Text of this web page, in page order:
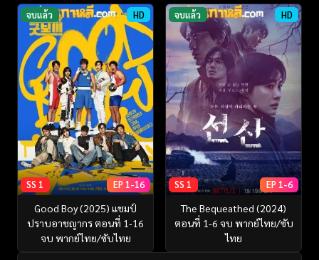
จบแล้ว HD
SS 1 EP 1-16
Good Boy (2025) แชมป์
ปราบอาชญากร ตอนที่ 1-16
จบ พากย์ไทย/ซับไทย
จบแล้ว HD
SS 1 EP 1-6
The Bequeathed (2024)
ตอนที่ 1-6 จบ พากย์ไทย/ซับ
ไทย